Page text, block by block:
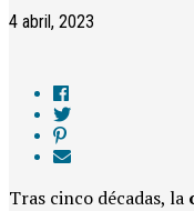
4 abril, 2023
Tras cinco décadas, la